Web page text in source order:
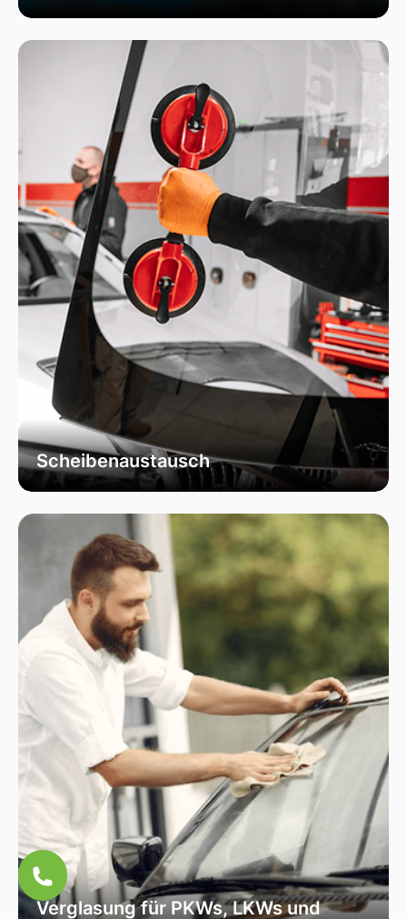
Sicherheit Ihrer Fahrzeugscheibe zu
gewährleisten. Vermeiden Sie größere Risse und
Schäden durch unser spezialisiertes Verfahren,
das die Integrität Ihrer Scheibe effektiv
wiederherstellt.
Scheibenaustausch
Bei uns erhalten Sie einen fachgerechten
Fahrzeugscheiben. Wir verwenden
ausschließlich hochwertiges Autoglas, das
speziell für Ihr Fahrzeugmodell geeignet ist, um
optimale Sicht und Sicherheit zu garantieren.
Verglasung für PKWs, LKWs und